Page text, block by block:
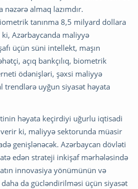
nəzərə almaq lazımdır.
tanınma 8,5 milyard dollara
Azərbaycanda maliyyə
üçün süni intellekt, maşın
açıq bankçılıq, biometrik
ödənişləri, şəxsi maliyyə
trendlərə uyğun siyasət həyata
həyata keçirdiyi uğurlu iqtisadi
ki, maliyyə sektorunda müasir
genişlənəcək. Azərbaycan dövləti
edən strateji inkişaf mərhələsində
innovasiya yönümünün və
daha da gücləndirilməsi üçün siyasət